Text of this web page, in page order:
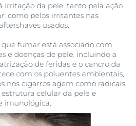
irritação da pele, tanto pela ação
como pelos irritantes nas
usados.
fumar está associado com
e doenças de pele, incluindo a
de feridas e o cancro da
com os poluentes ambientais,
nos cigarros agem como radicais
celular da pele e
imunológica.